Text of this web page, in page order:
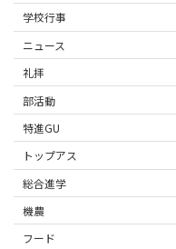
学校行事
ニュース
礼拝
部活動
特進GU
トップアス
総合進学
機農
フード